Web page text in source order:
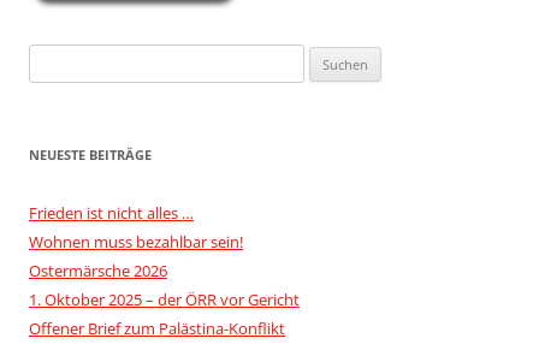
nach:
NEUESTE BEITRÄGE
Frieden ist nicht alles …
Wohnen muss bezahlbar sein!
Ostermärsche 2026
1. Oktober 2025 – der ÖRR vor Gericht
Offener Brief zum Palästina-Konflikt